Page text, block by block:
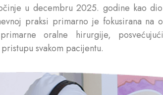
u decembru 2025. godine kao
praksi primarno je fokusirana na
oralne hirurgije,
svakom pacijentu.